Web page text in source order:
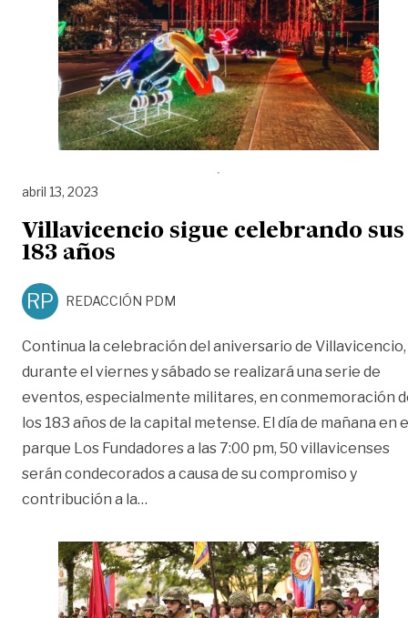
abril 13, 2023
Villavicencio sigue celebrando sus
183 años
RP REDACCIÓN PDM
Continua la celebración del aniversario de Villavicencio,
durante el viernes y sábado se realizará una serie de
eventos, especialmente militares, en conmemoración
los 183 años de la capital metense. El día de mañana en
parque Los Fundadores a las 7:00 pm, 50 villavicenses
serán condecorados a causa de su compromiso y
contribución a la…